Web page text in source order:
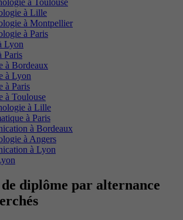
à Toulouse
à Lille
à Montpellier
à Paris
Lyon
Paris
à Bordeaux
à Lyon
à Paris
à Toulouse
à Lille
à Paris
à Bordeaux
à Angers
à Lyon
diplôme par alternance